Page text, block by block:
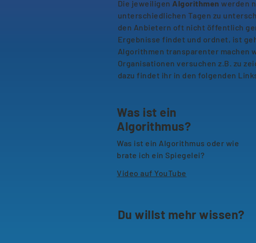
Die jeweiligen Algorithmen werden
unterschiedlichen Tagen zu
den Anbietern oft nicht öffentlich
Ergebnisse findet und ordnet, ist
Algorithmen transparenter machen
Organisationen versuchen z.B. zu
dazu findet ihr in den folgenden
Was ist ein
Algorithmus?
Was ist ein Algorithmus oder wie
brate ich ein Spiegelei?
Video auf YouTube
Du willst mehr wissen?